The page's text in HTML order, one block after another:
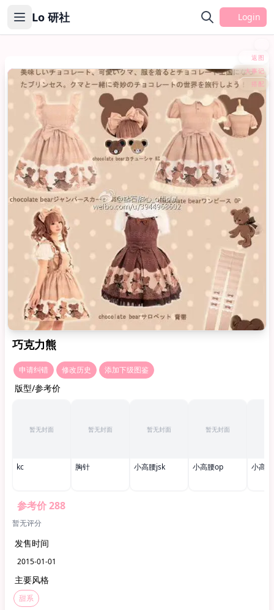
Lo 研社 Login
返图
大事记
搭配
系列
巧克力熊
申请纠错 修改历史 添加下级图鉴
版型/参考价
暂无封面
kc
暂无封面
胸针
暂无封面
小高腰jsk
暂无封面
小高腰op 小高
参考价 288
暂无评分
发售时间
2015-01-01
主要风格
甜系